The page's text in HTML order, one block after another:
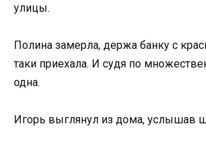
улицы.
Полина замерла, держа банку с
таки приехала. И судя по
одна.
Игорь выглянул из дома, услышав